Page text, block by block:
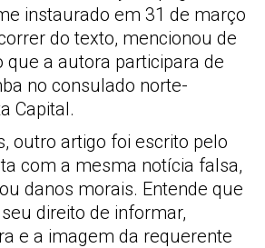
instaurado em 31 de março
do texto, mencionou de
que a autora participara de
no consulado norte-
Capital.
outro artigo foi escrito pelo
com a mesma notícia falsa,
danos morais. Entende que
direito de informar,
e a imagem da requerente